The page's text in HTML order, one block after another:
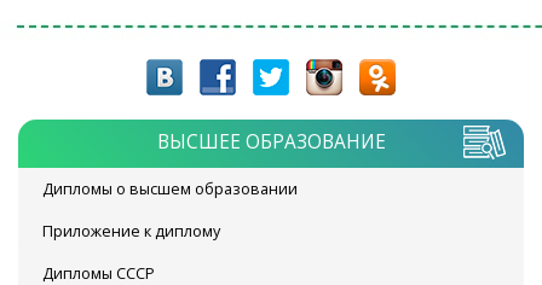
ВЫСШЕЕ ОБРАЗОВАНИЕ
Дипломы о высшем образовании
Приложение к диплому
Дипломы СССР